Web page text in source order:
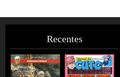
Recentes